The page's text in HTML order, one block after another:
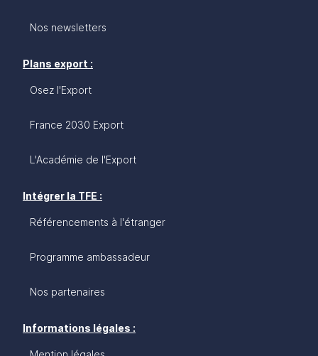
Nos newsletters
Plans export :
Osez l'Export
France 2030 Export
L'Académie de l'Export
Intégrer la TFE :
Référencements à l'étranger
Programme ambassadeur
Nos partenaires
Informations légales :